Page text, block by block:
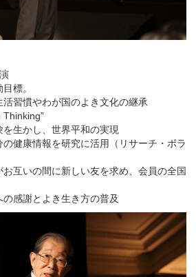
標。
活習慣やわが国のよき文化の継承
Thinking”
生かし、世界平和の実現
の健康情報を研究に活用（リサーチ・ボラ
お互いの間に新しい友を求め、会員の全国
感謝とよき生き方の普及